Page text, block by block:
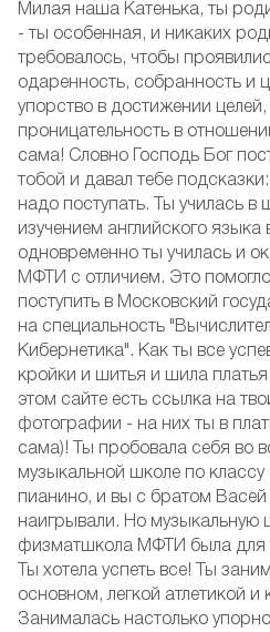
Милая наша Катенька, ты
- ты особенная, и никаких
требовалось, чтобы
одаренность, собранность и
упорство в достижении целей,
проницательность в
сама! Словно Господь Бог
тобой и давал тебе
надо поступать. Ты училась в
изучением английского
одновременно ты училась и
МФТИ с отличием. Это
поступить в Московский
на специальность
Кибернетика". Как ты все
кройки и шитья и шила
этом сайте есть ссылка на
фотографии - на них ты в
сама)! Ты пробовала себя во
музыкальной школе по
пианино, и вы с братом Васей
наигрывали. Но музыкальную
физматшкола МФТИ была для
Ты хотела успеть все! Ты
основном, легкой атлетикой
Занималась настолько